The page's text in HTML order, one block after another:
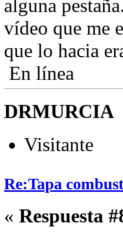
alguna
vídeo que me
que lo hacia
En línea
DRMURCIA
Visitante
Re:Tapa
« Respuesta